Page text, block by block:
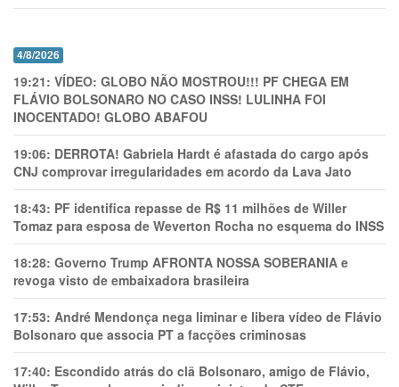
4/8/2026
19:21: VÍDEO: GLOBO NÃO MOSTROU!!! PF CHEGA EM
FLÁVIO BOLSONARO NO CASO INSS! LULINHA FOI
INOCENTADO! GLOBO ABAFOU
19:06: DERROTA! Gabriela Hardt é afastada do cargo após
CNJ comprovar irregularidades em acordo da Lava Jato
18:43: PF identifica repasse de R$ 11 milhões de Willer
Tomaz para esposa de Weverton Rocha no esquema do INSS
18:28: Governo Trump AFRONTA NOSSA SOBERANIA e
revoga visto de embaixadora brasileira
17:53: André Mendonça nega liminar e libera vídeo de Flávio
Bolsonaro que associa PT a facções criminosas
17:40: Escondido atrás do clã Bolsonaro, amigo de Flávio,